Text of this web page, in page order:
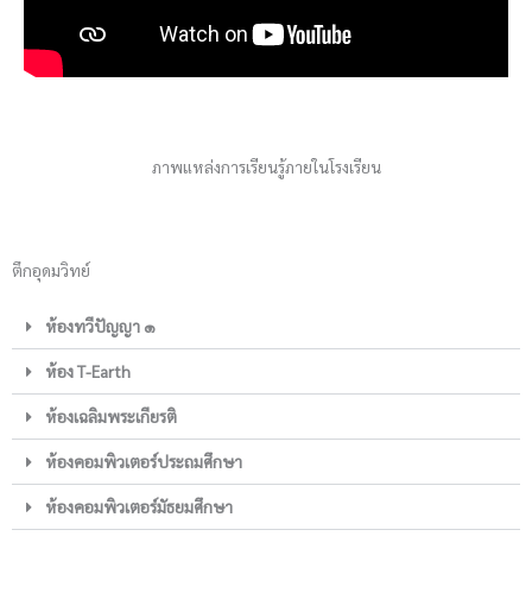
ภาพแหล่งการเรียนรู้ภายในโรงเรียน
ตึกอุดมวิทย์
ห้องทวีปัญญา ๑
ห้อง T-Earth
ห้องเฉลิมพระเกียรติ
ห้องคอมพิวเตอร์ประถมศึกษา
ห้องคอมพิวเตอร์มัธยมศึกษา